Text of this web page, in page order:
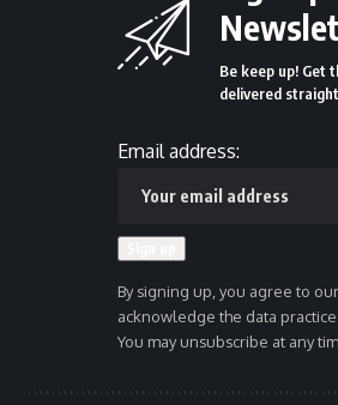
Be keep up! Get
delivered
Email address:
By signing up, you agree to our
acknowledge the data
You may unsubscribe at any